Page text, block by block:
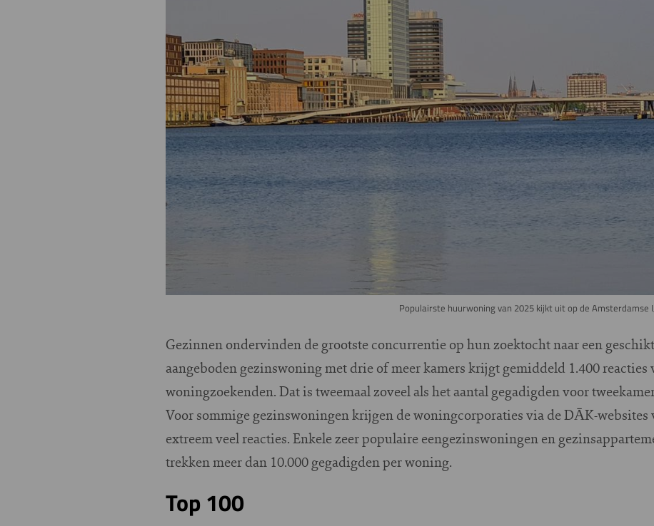
Populairste huurwoning van 2025 kijkt uit op de Amsterdamse
Gezinnen ondervinden de grootste concurrentie op hun zoektocht naar een
aangeboden gezinswoning met drie of meer kamers krijgt gemiddeld 1.400 reacties
woningzoekenden. Dat is tweemaal zoveel als het aantal gegadigden voor
Voor sommige gezinswoningen krijgen de woningcorporaties via de DĀK-websites
extreem veel reacties. Enkele zeer populaire eengezinswoningen en
trekken meer dan 10.000 gegadigden per woning.
Top 100